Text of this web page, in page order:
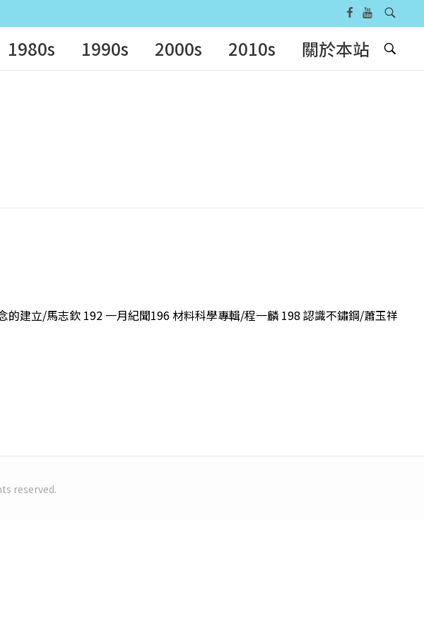
1980s 1990s 2000s 2010s 關於本站
建立/馬志欽 192 一月紀聞196 材料科學專輯/程一麟 198 認識不鏽鋼/蕭玉祥
reserved.